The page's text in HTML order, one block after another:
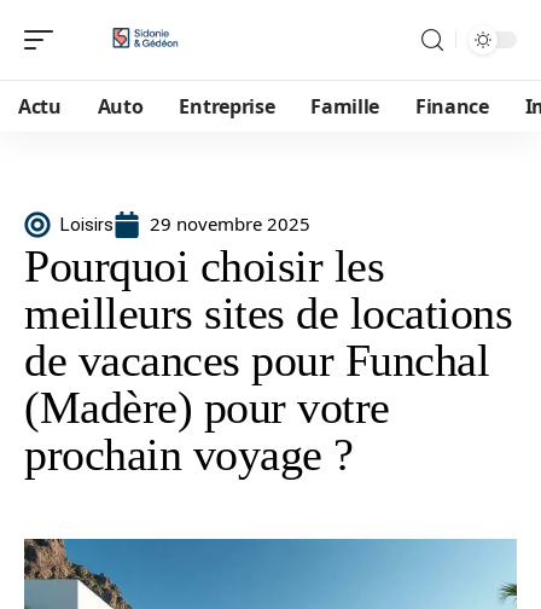
Actu Auto Entreprise Famille Finance
Loisirs 29 novembre 2025
Pourquoi choisir les
meilleurs sites de locations
de vacances pour Funchal
(Madère) pour votre
prochain voyage ?